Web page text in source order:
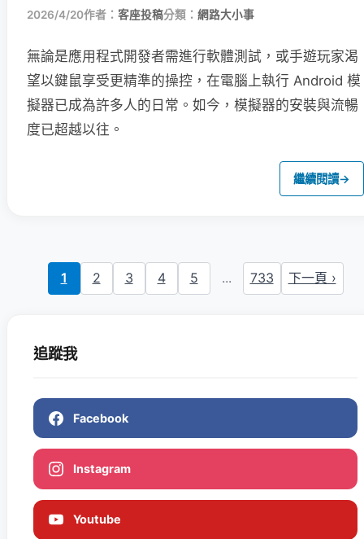
2026/4/20作者： 客座投稿分類： 網路大小事
無論是應用程式開發者需進行軟體測試，或手遊玩家渴
望以鍵鼠享受更精準的操控，在電腦上執行 Android 模
擬器已成為許多人的日常。如今，模擬器的安裝與流暢
度已超越以往。
繼續閱讀→
1 2 3 4 5 ... 733 下一頁 ›
追蹤我
Facebook
Instagram
Youtube